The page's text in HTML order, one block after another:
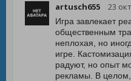
artusch655 23
Игра завлекает
общественным
неплохая, но
игре.
радуют, но опыт
рекламы. В